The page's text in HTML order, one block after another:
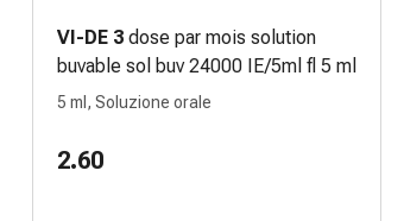
VI-DE 3 dose par mois solution
buvable sol buv 24000 IE/5ml fl 5 ml
5 ml, Soluzione orale
2.60